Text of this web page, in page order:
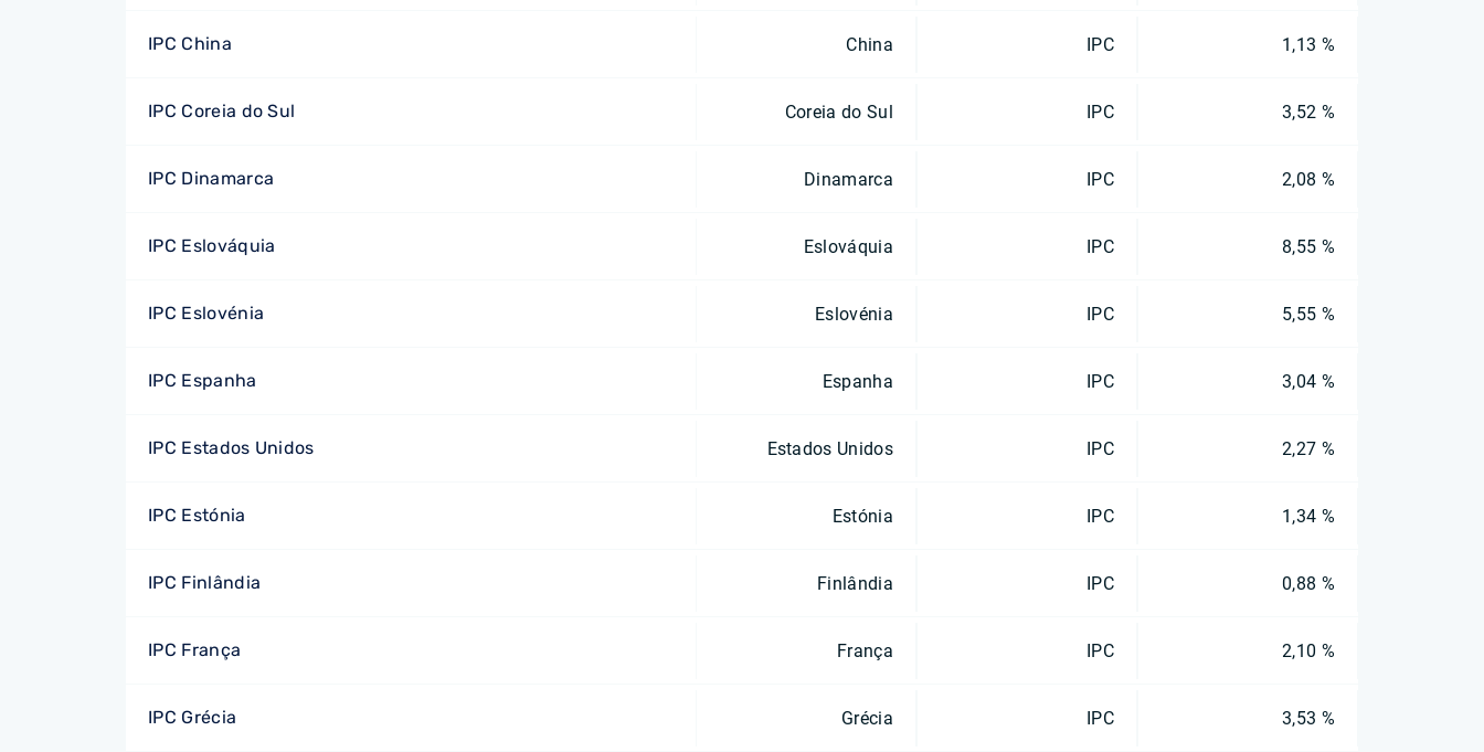
IPC China China IPC 1,13 %
IPC Coreia do Sul Coreia do Sul IPC 3,52 %
IPC Dinamarca Dinamarca IPC 2,08 %
IPC Eslováquia Eslováquia IPC 8,55 %
IPC Eslovénia Eslovénia IPC 5,55 %
IPC Espanha Espanha IPC 3,04 %
IPC Estados Unidos Estados Unidos IPC 2,27 %
IPC Estónia Estónia IPC 1,34 %
IPC Finlândia Finlândia IPC 0,88 %
IPC França França IPC 2,10 %
IPC Grécia Grécia IPC 3,53 %